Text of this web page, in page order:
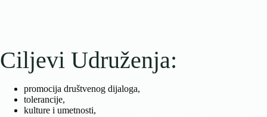
Ciljevi Udruženja:
promocija društvenog dijaloga,
tolerancije,
kulture i umetnosti,